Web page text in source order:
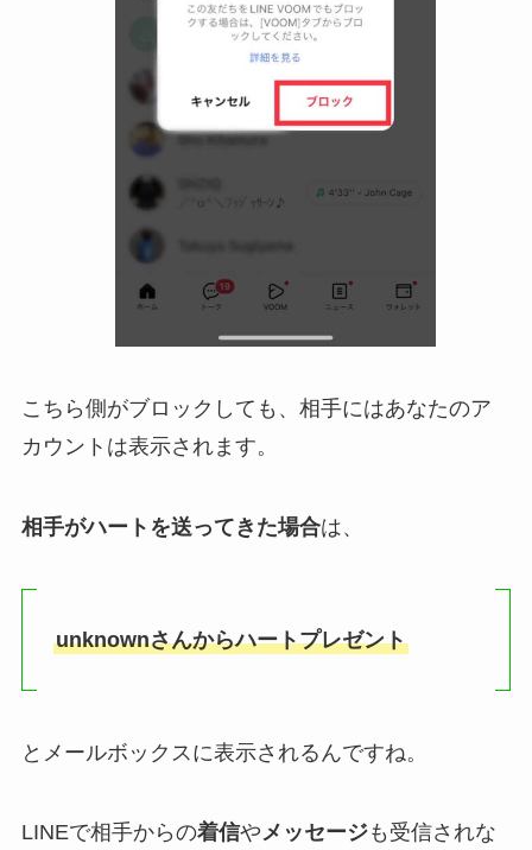
こちら側がブロックしても、相手にはあなたのア
カウントは表示されます。
相手がハートを送ってきた場合は、
unknownさんからハートプレゼント
とメールボックスに表示されるんですね。
LINEで相手からの着信やメッセージも受信されな